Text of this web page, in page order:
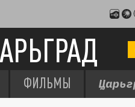
ФИЛЬМЫ